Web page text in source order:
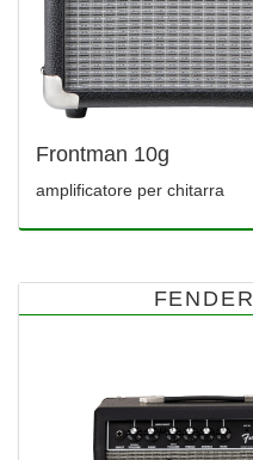
Frontman 10g
amplificatore per chitarra
FENDER